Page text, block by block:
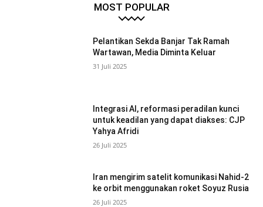
MOST POPULAR
Pelantikan Sekda Banjar Tak Ramah
Wartawan, Media Diminta Keluar
31 Juli 2025
Integrasi AI, reformasi peradilan kunci
untuk keadilan yang dapat diakses: CJP
Yahya Afridi
26 Juli 2025
Iran mengirim satelit komunikasi Nahid-2
ke orbit menggunakan roket Soyuz Rusia
26 Juli 2025